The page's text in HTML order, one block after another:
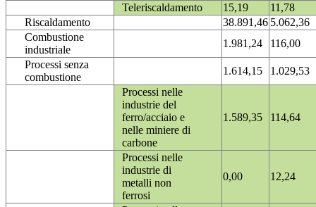
Teleriscaldamento 15,19
11,78
Riscaldamento
38.891,46 5.062,36
Combustione
industriale
1.981,24
116,00
Processi senza
combustione
1.614,15
1.029,53
Processi nelle
industrie del
ferro/acciaio e
nelle miniere di
carbone
1.589,35 114,64
Processi nelle
industrie di
metalli non
ferrosi
0,00 12,24